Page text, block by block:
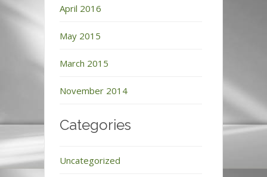
April 2016
May 2015
March 2015
November 2014
Categories
Uncategorized